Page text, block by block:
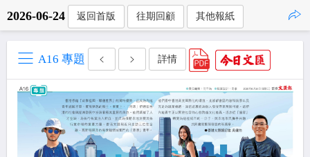
2026-06-24 返回首版 往期回顧 其他報紙
A16 專題 詳情